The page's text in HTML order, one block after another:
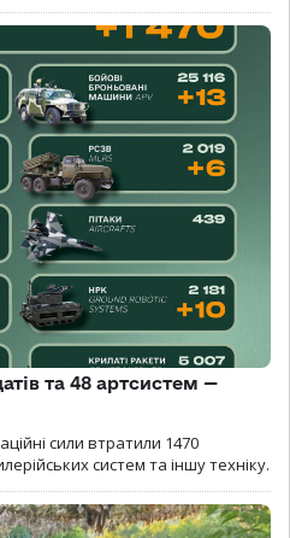
та 48 артсистем —
сили втратили 1470
систем та іншу техніку.